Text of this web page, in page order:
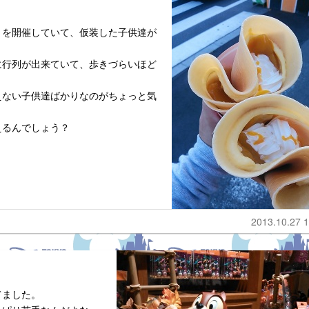
開催していて、仮装した子供達が
列が出来ていて、歩きづらいほど
い子供達ばかりなのがちょっと気
んでしょう？
2013.10.27
した。